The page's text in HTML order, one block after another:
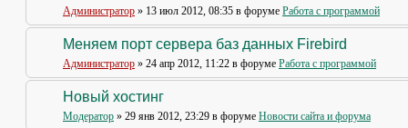
Администратор » 13 июл 2012, 08:35 в форуме Работа с программой
Меняем порт сервера баз данных Firebird
Администратор » 24 апр 2012, 11:22 в форуме Работа с программой
Новый хостинг
Модератор » 29 янв 2012, 23:29 в форуме Новости сайта и форума